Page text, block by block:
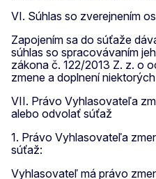
VI. Súhlas so zverejnením
Zapojením sa do súťaže
súhlas so spracovávaním
zákona č. 122/2013 Z. z. o
zmene a doplnení
VII. Právo Vyhlasovateľa
alebo odvolať súťaž
1. Právo Vyhlasovateľa
súťaž:
Vyhlasovateľ má právo